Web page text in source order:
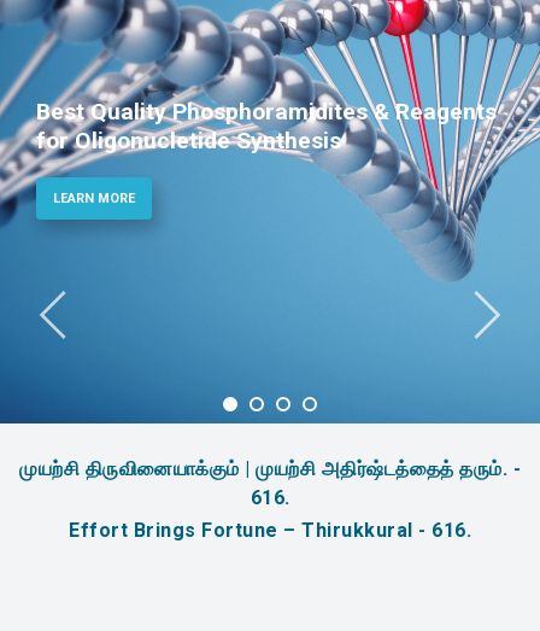
Best Quality Phosphoramidites & Reagents
for Oligonucletide Synthesis
LEARN MORE
முயற்சி திருவினையாக்கும் | முயற்சி அதிர்ஷ்டத்தைத் தரும். -
616.
Effort Brings Fortune – Thirukkural - 616.